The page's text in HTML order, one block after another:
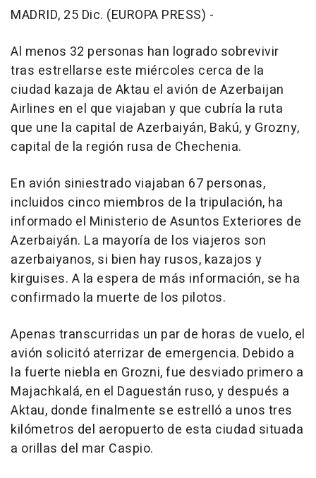
MADRID, 25 Dic. (EUROPA PRESS) -
Al menos 32 personas han logrado sobrevivir
tras estrellarse este miércoles cerca de la
ciudad kazaja de Aktau el avión de Azerbaijan
Airlines en el que viajaban y que cubría la ruta
que une la capital de Azerbaiyán, Bakú, y Grozny,
capital de la región rusa de Chechenia.
En avión siniestrado viajaban 67 personas,
incluidos cinco miembros de la tripulación, ha
informado el Ministerio de Asuntos Exteriores de
Azerbaiyán. La mayoría de los viajeros son
azerbaiyanos, si bien hay rusos, kazajos y
kirguises. A la espera de más información, se ha
confirmado la muerte de los pilotos.
Apenas transcurridas un par de horas de vuelo, el
avión solicitó aterrizar de emergencia. Debido a
la fuerte niebla en Grozni, fue desviado primero a
Majachkalá, en el Daguestán ruso, y después a
Aktau, donde finalmente se estrelló a unos tres
kilómetros del aeropuerto de esta ciudad situada
a orillas del mar Caspio.